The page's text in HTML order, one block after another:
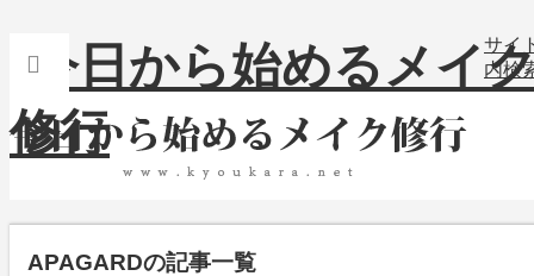
サイ
内検
APAGARDの記事一覧